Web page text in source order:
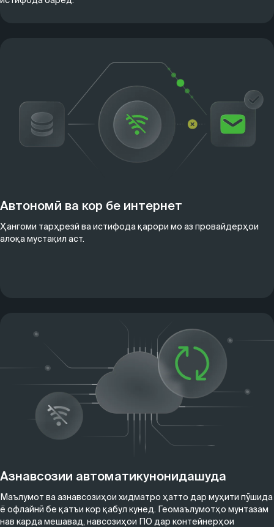
Автономӣ ва кор бе интернет
Ҳангоми тарҳрезӣ ва истифода қарори мо аз провайдерҳои
алоқа мустақил аст.
Азнавсозии автоматикунонидашуда
Маълумот ва азнавсозиҳои хидматро ҳатто дар муҳити пӯшида
ё офлайнӣ бе қатъи кор қабул кунед. Геомаълумотҳо мунтазам
нав карда мешавад, навсозиҳои ПО дар контейнерҳои